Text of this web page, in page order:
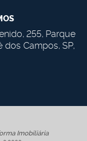
, 255, Parque
dos Campos, SP,
Imobiliária